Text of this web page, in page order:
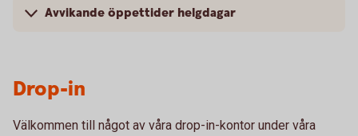
Avvikande öppettider helgdagar
Drop-in
Välkommen till något av våra drop-in-kontor under våra